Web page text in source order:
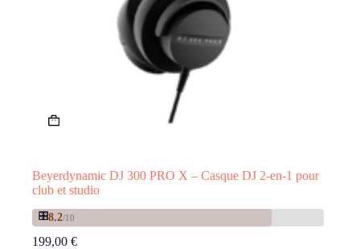
Beyerdynamic DJ 300 PRO X – Casque DJ 2-en-1 pour
club et studio
🎛️8.2/10
199,00 €